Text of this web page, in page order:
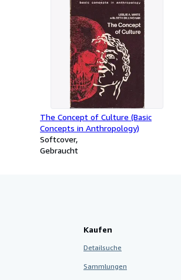
The Concept of Culture (Basic
Concepts in Anthropology)
Softcover
Gebraucht
Kaufen
Detailsuche
Sammlungen